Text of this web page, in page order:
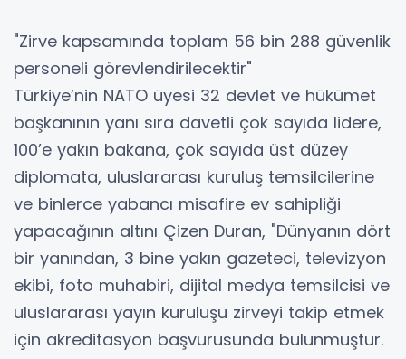
"Zirve kapsamında toplam 56 bin 288 güvenlik
personeli görevlendirilecektir"
Türkiye’nin NATO üyesi 32 devlet ve hükümet
başkanının yanı sıra davetli çok sayıda lidere,
100’e yakın bakana, çok sayıda üst düzey
diplomata, uluslararası kuruluş temsilcilerine
ve binlerce yabancı misafire ev sahipliği
yapacağının altını Çizen Duran, "Dünyanın dört
bir yanından, 3 bine yakın gazeteci, televizyon
ekibi, foto muhabiri, dijital medya temsilcisi ve
uluslararası yayın kuruluşu zirveyi takip etmek
için akreditasyon başvurusunda bulunmuştur.